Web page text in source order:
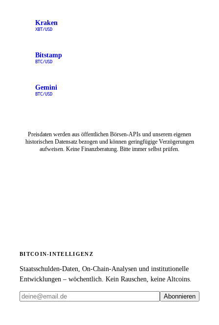
Kraken
XBT/USD
Bitstamp
BTC/USD
Gemini
BTC/USD
Preisdaten werden aus öffentlichen Börsen-APIs und unserem eigenen
historischen Datensatz bezogen und können geringfügige Verzögerungen
aufweisen. Keine Finanzberatung. Bitte immer selbst prüfen.
BITCOIN-INTELLIGENZ
Staatsschulden-Daten, On-Chain-Analysen und institutionelle
Entwicklungen – wöchentlich. Kein Rauschen, keine Altcoins.
Abonnieren